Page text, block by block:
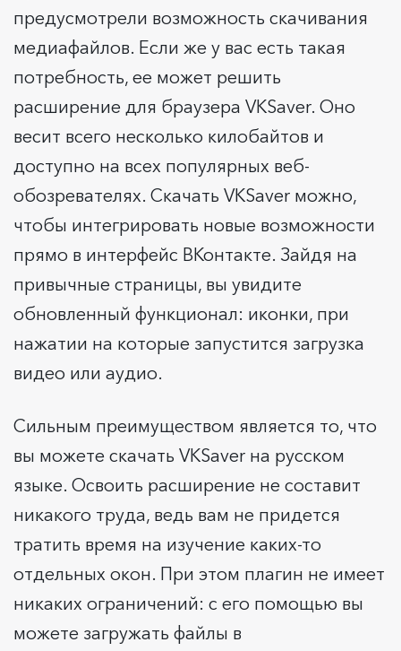
предусмотрели возможность скачивания
медиафайлов. Если же у вас есть такая
потребность, ее может решить
расширение для браузера VKSaver. Оно
весит всего несколько килобайтов и
доступно на всех популярных веб-
обозревателях. Скачать VKSaver можно,
чтобы интегрировать новые возможности
прямо в интерфейс ВКонтакте. Зайдя на
привычные страницы, вы увидите
обновленный функционал: иконки, при
нажатии на которые запустится загрузка
видео или аудио.
Сильным преимуществом является то, что
вы можете скачать VKSaver на русском
языке. Освоить расширение не составит
никакого труда, ведь вам не придется
тратить время на изучение каких-то
отдельных окон. При этом плагин не имеет
никаких ограничений: с его помощью вы
можете загружать файлы в